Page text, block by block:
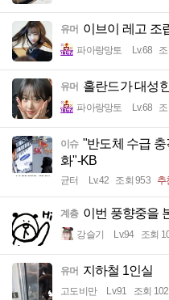
유머 이브이 레고 조
파아랑망토 Lv.68
유머 홀란드가 대성
파아랑망토 Lv.68
이슈 "반도체 수급
화"-KB
균터 Lv.42 조회 953 추
계층 이번 풍향중을
강슬기 Lv.94 조회
유머 지하철 1인실
고도비만 Lv.91 조회